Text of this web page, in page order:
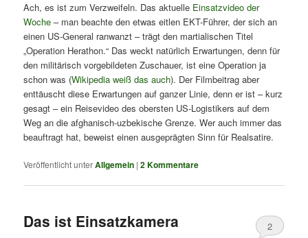
Ach, es ist zum Verzweifeln. Das aktuelle Einsatzvideo der
Woche – man beachte den etwas eitlen EKT-Führer, der sich an
einen US-General ranwanzt – trägt den martialischen Titel
„Operation Herathon.“ Das weckt natürlich Erwartungen, denn für
den militärisch vorgebildeten Zuschauer, ist eine Operation ja
schon was (Wikipedia weiß das auch). Der Filmbeitrag aber
enttäuscht diese Erwartungen auf ganzer Linie, denn er ist – kurz
gesagt – ein Reisevideo des obersten US-Logistikers auf dem
Weg an die afghanisch-uzbekische Grenze. Wer auch immer das
beauftragt hat, beweist einen ausgeprägten Sinn für Realsatire.
Veröffentlicht unterAllgemein |2Kommentare
Das ist Einsatzkamera 2